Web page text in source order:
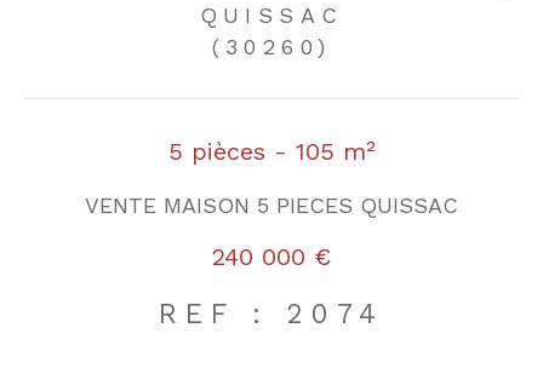
QUISSAC
(30260)
5 pièces - 105 m²
VENTE MAISON 5 PIECES QUISSAC
240 000 €
REF : 2074